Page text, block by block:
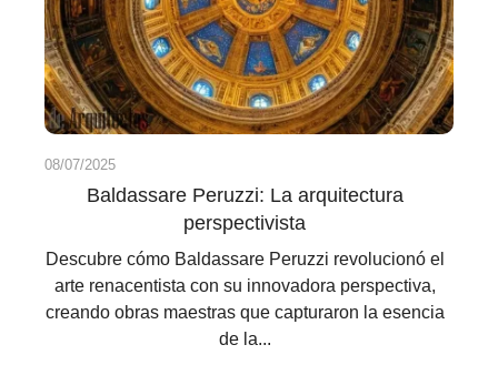
08/07/2025
Baldassare Peruzzi: La arquitectura
perspectivista
Descubre cómo Baldassare Peruzzi revolucionó el
arte renacentista con su innovadora perspectiva,
creando obras maestras que capturaron la esencia
de la...